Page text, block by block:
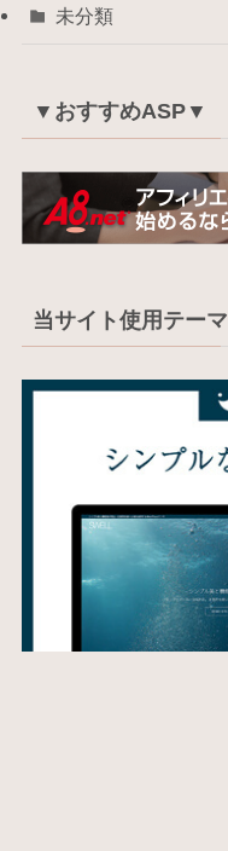
未分類
▼おすすめASP▼
当サイト使用テーマ